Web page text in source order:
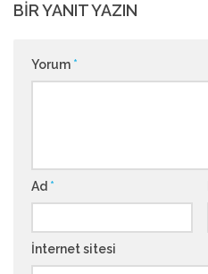
BIR YANIT YAZIN
Yorum *
Ad *
İnternet sitesi